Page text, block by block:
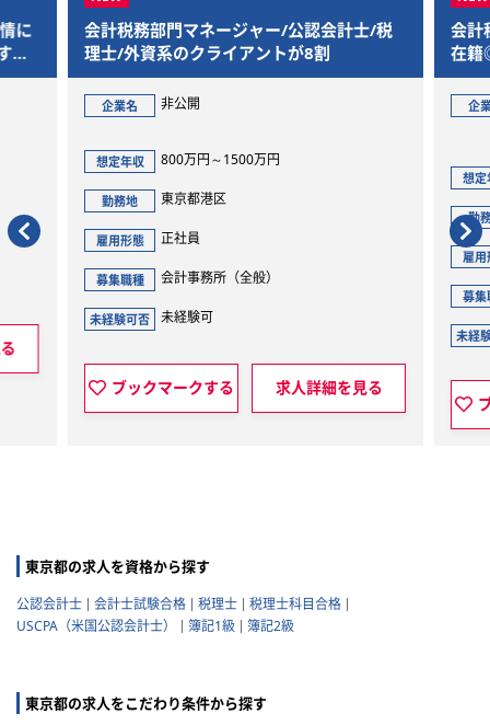
ー/公認会計士/税
トが8割
求人詳細を見る
会計税務アシスタント/BIG4出身者が
在籍◎英語を活かせる会計事務所求人
グローバル・ソリューションズ・
会計事務所（税務会計業務全般）
求人詳細を
東京都の求人を資格から探す
公認会計士 会計士試験合格 税理士
税理士科目合格
USCPA（米国公認会計士）
簿記1級 簿記2級
東京都の求人をこだわり条件から探す